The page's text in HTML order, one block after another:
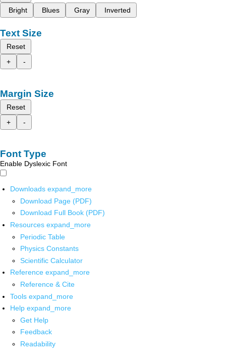
Bright
Blues Gray Inverted
Text Size
Reset
+
-
Margin Size
Reset
+
-
Font Type
Enable Dyslexic Font
Downloads expand_more
Download Page (PDF)
Download Full Book (PDF)
Resources expand_more
Periodic Table
Physics Constants
Scientific Calculator
Reference expand_more
Reference & Cite
Tools expand_more
Help expand_more
Get Help
Feedback
Readability